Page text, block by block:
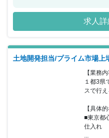
肩上がりに推移しています。ま
で、研修には力を入れています
行い、不動産業界の現状や営業
キャリアパスも様々です。ジョ
幅広く深い経験を積むことがで
求人詳
土地開発担当/プライム市場
【業務内
１都3県
スで行
【具体
■東京都
仕入れ
...